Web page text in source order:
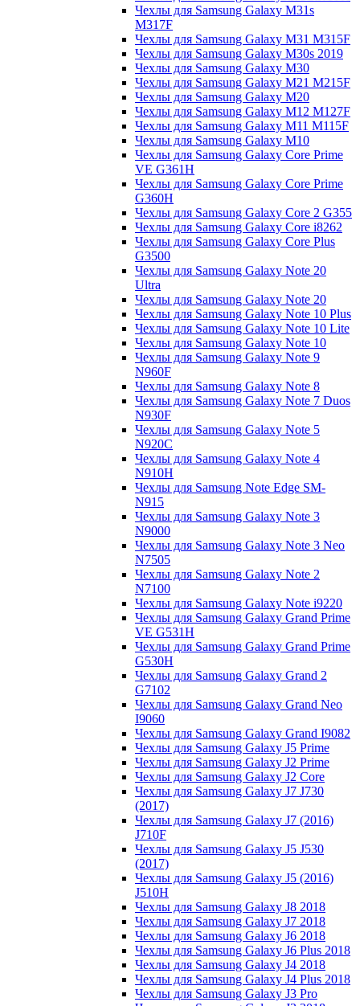
Чехлы для Samsung Galaxy M31s
M317F
Чехлы для Samsung Galaxy M31 M315F
Чехлы для Samsung Galaxy M30s 2019
Чехлы для Samsung Galaxy M30
Чехлы для Samsung Galaxy M21 M215F
Чехлы для Samsung Galaxy M20
Чехлы для Samsung Galaxy M12 M127F
Чехлы для Samsung Galaxy M11 M115F
Чехлы для Samsung Galaxy M10
Чехлы для Samsung Galaxy Core Prime
VE G361H
Чехлы для Samsung Galaxy Core Prime
G360H
Чехлы для Samsung Galaxy Core 2 G355
Чехлы для Samsung Galaxy Core i8262
Чехлы для Samsung Galaxy Core Plus
G3500
Чехлы для Samsung Galaxy Note 20
Ultra
Чехлы для Samsung Galaxy Note 20
Чехлы для Samsung Galaxy Note 10 Plus
Чехлы для Samsung Galaxy Note 10 Lite
Чехлы для Samsung Galaxy Note 10
Чехлы для Samsung Galaxy Note 9
N960F
Чехлы для Samsung Galaxy Note 8
Чехлы для Samsung Galaxy Note 7 Duos
N930F
Чехлы для Samsung Galaxy Note 5
N920C
Чехлы для Samsung Galaxy Note 4
N910H
Чехлы для Samsung Note Edge SM-
N915
Чехлы для Samsung Galaxy Note 3
N9000
Чехлы для Samsung Galaxy Note 3 Neo
N7505
Чехлы для Samsung Galaxy Note 2
N7100
Чехлы для Samsung Galaxy Note i9220
Чехлы для Samsung Galaxy Grand Prime
VE G531H
Чехлы для Samsung Galaxy Grand Prime
G530H
Чехлы для Samsung Galaxy Grand 2
G7102
Чехлы для Samsung Galaxy Grand Neo
I9060
Чехлы для Samsung Galaxy Grand I9082
Чехлы для Samsung Galaxy J5 Prime
Чехлы для Samsung Galaxy J2 Prime
Чехлы для Samsung Galaxy J2 Core
Чехлы для Samsung Galaxy J7 J730
(2017)
Чехлы для Samsung Galaxy J7 (2016)
J710F
Чехлы для Samsung Galaxy J5 J530
(2017)
Чехлы для Samsung Galaxy J5 (2016)
J510H
Чехлы для Samsung Galaxy J8 2018
Чехлы для Samsung Galaxy J7 2018
Чехлы для Samsung Galaxy J6 2018
Чехлы для Samsung Galaxy J6 Plus 2018
Чехлы для Samsung Galaxy J4 2018
Чехлы для Samsung Galaxy J4 Plus 2018
Чехлы для Samsung Galaxy J3 Pro